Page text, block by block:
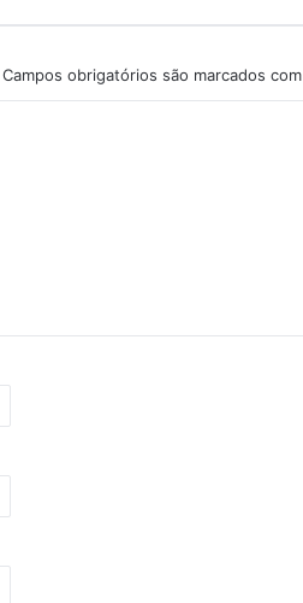
Campos obrigatórios são marcados com